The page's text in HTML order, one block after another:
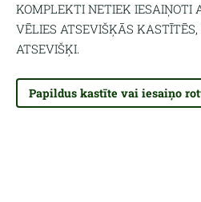
KOMPLEKTI NETIEK IESAIŅOTI
VĒLIES ATSEVIŠĶĀS
ATSEVIŠĶI.
Papildus kastīte vai iesaiņo